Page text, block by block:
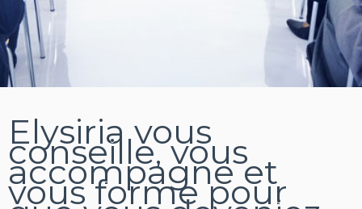
Elysiria vous
conseille, vous
accompagne et
vous forme pour